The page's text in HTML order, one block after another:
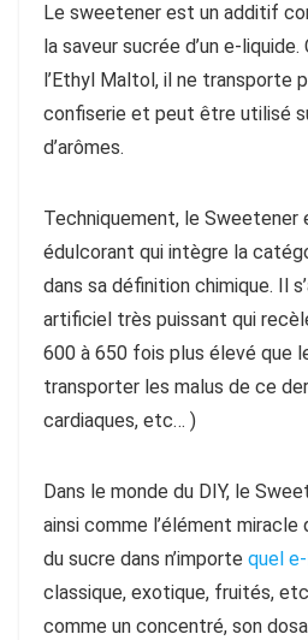
Le sweetener est un additif
la saveur sucrée d’un e-
l’Ethyl Maltol, il ne transporte
confiserie et peut être utilisé
d’arômes.
Techniquement, le Sweetener
édulcorant qui intègre la
dans sa définition chimique. Il
artificiel très puissant qui
600 à 650 fois plus élevé que
transporter les malus de ce
cardiaques, etc… )
Dans le monde du DIY, le
ainsi comme l’élément miracle
du sucre dans n’importe quel
classique, exotique, fruités,
comme un concentré, son